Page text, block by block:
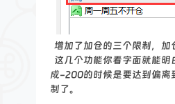
增加了加仓的三个限制，加
这几个功能你看字面就能
成-200的时候是要达到偏离
制了。